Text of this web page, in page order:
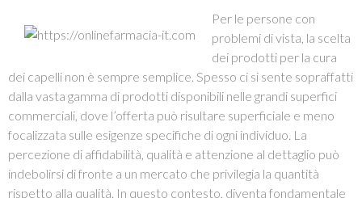
Per le persone con
problemi di vista, la scelta
dei prodotti per la cura
dei capelli non è sempre semplice. Spesso ci si sente sopraffatti
dalla vasta gamma di prodotti disponibili nelle grandi superfici
commerciali, dove l’offerta può risultare superficiale e meno
focalizzata sulle esigenze specifiche di ogni individuo. La
percezione di affidabilità, qualità e attenzione al dettaglio può
indebolirsi di fronte a un mercato che privilegia la quantità
rispetto alla qualità. In questo contesto, diventa fondamentale